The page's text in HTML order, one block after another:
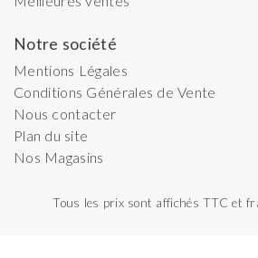
Notre société
Mentions Légales
Conditions Générales de Vente
Nous contacter
Plan du site
Nos Magasins
Tous les prix sont affichés TTC et